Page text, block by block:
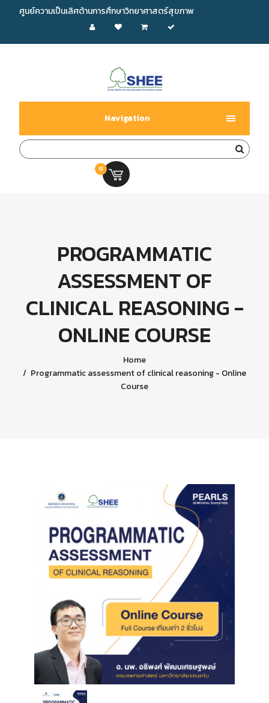
ศูนย์ความเป็นเลิศด้านการศึกษาวิทยาศาสตร์สุขภาพ
Navigation
0
PROGRAMMATIC
ASSESSMENT OF
CLINICAL REASONING -
ONLINE COURSE
Home
Programmatic assessment of clinical reasoning - Online
Course